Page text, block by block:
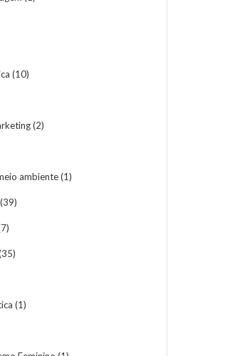
(10)
(2)
ambiente(1)
(39)
(1)